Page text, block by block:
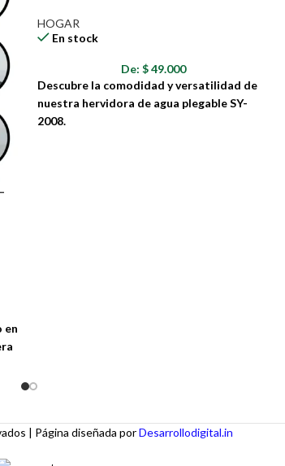
en
HOGAR
En stock
De: $49.000
Descubre la comodidad y versatilidad de
nuestra hervidora de agua plegable SY-
2008.
| Página diseñada porDesarrollodigital.in